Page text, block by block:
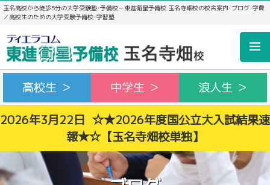
玉名高校から徒歩5分の大学受験塾･予備校－東進衛星予備校 玉名寺畑校の校舎案内･ブログ･学費
／高校生のための大学受験予備校･学習塾
高校生 ＞ 中学生 ＞ 浪人生 ＞
2026年3月22日 ☆★2026年度国公立大入試結果速
報★☆【玉名寺畑校単独】